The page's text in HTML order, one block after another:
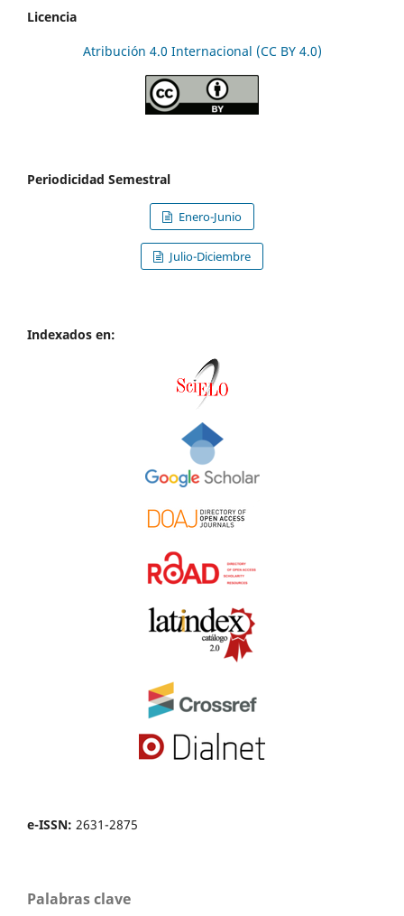
Licencia
Atribución 4.0 Internacional (CC BY 4.0)
Periodicidad Semestral
Enero-Junio
Julio-Diciembre
Indexados en:
e-ISSN: 2631-2875
Palabras clave